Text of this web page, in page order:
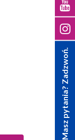
Masz pytania? Zadzwoń.